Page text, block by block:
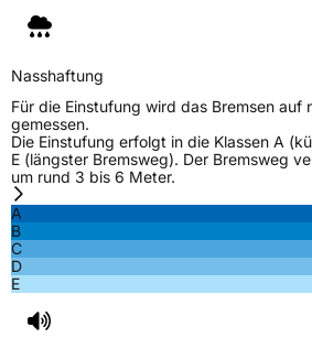
Nasshaftung
Für die Einstufung wird das Bremsen auf
gemessen.
Die Einstufung erfolgt in die Klassen A
E (längster Bremsweg). Der Bremsweg
um rund 3 bis 6 Meter.
A
B
C
D
E